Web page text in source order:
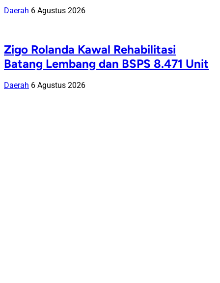
Daerah 6 Agustus 2026
Zigo Rolanda Kawal Rehabilitasi
Batang Lembang dan BSPS 8.471 Unit
Daerah 6 Agustus 2026